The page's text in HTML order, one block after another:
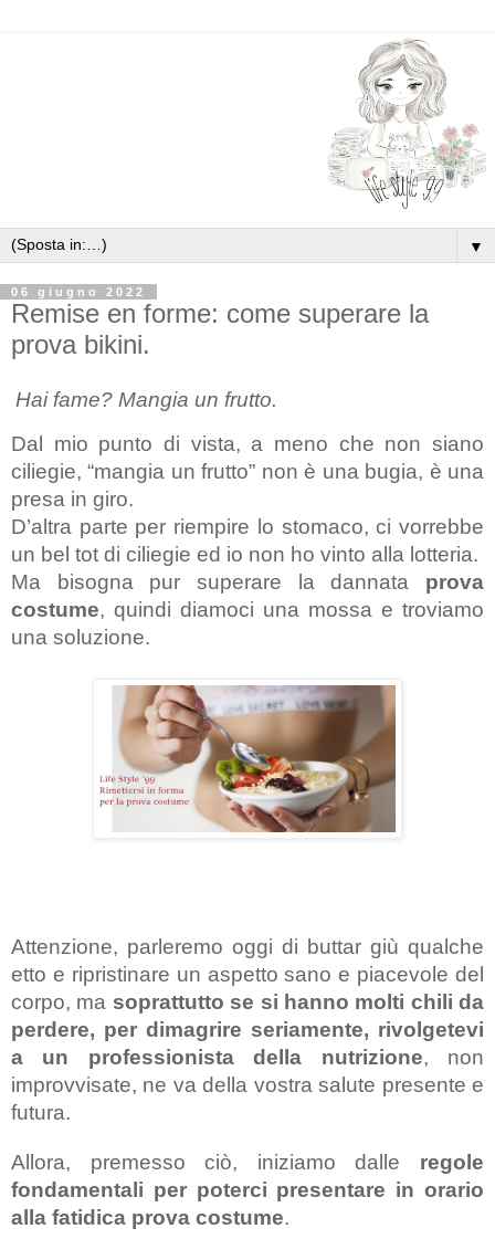
▼
06 giugno 2022
Remise en forme: come superare la
prova bikini.
Hai fame? Mangia un frutto.
Dal mio punto di vista, a meno che non siano
ciliegie, “mangia un frutto” non è una bugia, è una
presa in giro.
D’altra parte per riempire lo stomaco, ci vorrebbe
un bel tot di ciliegie ed io non ho vinto alla lotteria.
Ma bisogna pur superare la dannata prova
costume, quindi diamoci una mossa e troviamo
una soluzione.
Attenzione, parleremo oggi di buttar giù qualche
etto e ripristinare un aspetto sano e piacevole del
corpo, ma soprattutto se si hanno molti chili da
perdere, per dimagrire seriamente, rivolgetevi
a un professionista della nutrizione, non
improvvisate, ne va della vostra salute presente e
futura.
Allora, premesso ciò, iniziamo dalle regole
fondamentali per poterci presentare in orario
alla fatidica prova costume.